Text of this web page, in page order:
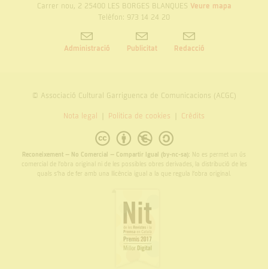
Carrer nou, 2 25400 LES BORGES BLANQUES Veure mapa
Telèfon: 973 14 24 20
Administració Publicitat Redacció
© Associació Cultural Garriguenca de Comunicacions (ACGC)
Nota legal Politica de cookies Crèdits
Reconeixement – No Comercial – Compartir Igual (by-nc-sa): No es permet un ús
comercial de l’obra original ni de les possibles obres derivades, la distribució de les
quals s’ha de fer amb una llicència igual a la que regula l’obra original.